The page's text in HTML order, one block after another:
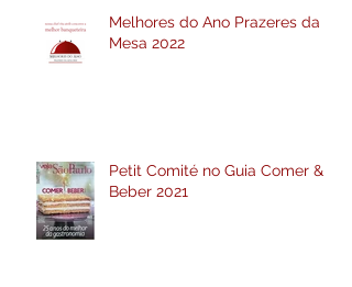
Melhores do Ano Prazeres da
Mesa 2022
Petit Comité no Guia Comer &
Beber 2021